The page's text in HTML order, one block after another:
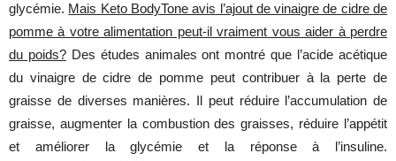
glycémie. Mais Keto BodyTone avis l’ajout de vinaigre de cidre de
pomme à votre alimentation peut-il vraiment vous aider à perdre
du poids?Des études animales ont montré que l’acide acétique
du vinaigre de cidre de pomme peut contribuer à la perte de
graisse de diverses manières. Il peut réduire l’accumulation de
graisse, augmenter la combustion des graisses, réduire l’appétit
et améliorer la glycémie et la réponse à l’insuline.